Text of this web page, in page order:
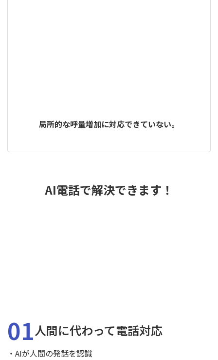
局所的な呼量増加に対応できていない。
AI電話で解決できます！
01人間に代わって電話対応
・AIが人間の発話を認識